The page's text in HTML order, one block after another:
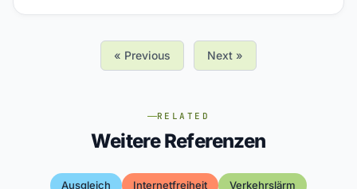
« Previous Next »
RELATED
Weitere Referenzen
Ausgleich Internetfreiheit
Verkehrslärm